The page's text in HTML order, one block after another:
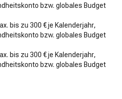
bzw. globales Budget
bis zu 300 € je Kalenderjahr,
bzw. globales Budget
bis zu 300 € je Kalenderjahr,
bzw. globales Budget